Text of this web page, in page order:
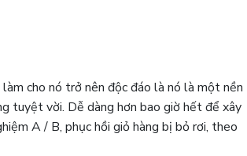
cho nó trở nên độc đáo là nó là một nền
tuyệt vời. Dễ dàng hơn bao giờ hết để xây
A / B, phục hồi giỏ hàng bị bỏ rơi, theo